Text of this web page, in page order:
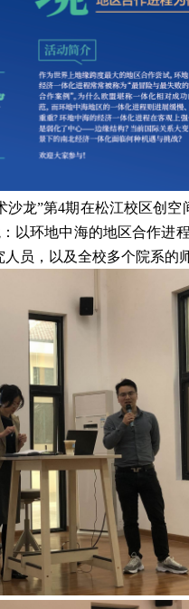
沙龙”第4期在松江校区创空
以环地中海的地区合作进
员，以及全校多个院系的